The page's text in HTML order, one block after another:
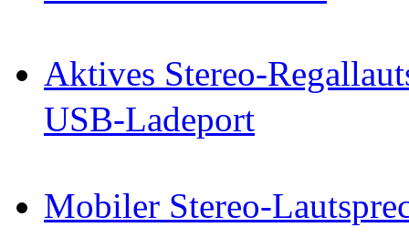
Aktives Stereo-
USB-Ladeport
Mobiler Stereo-